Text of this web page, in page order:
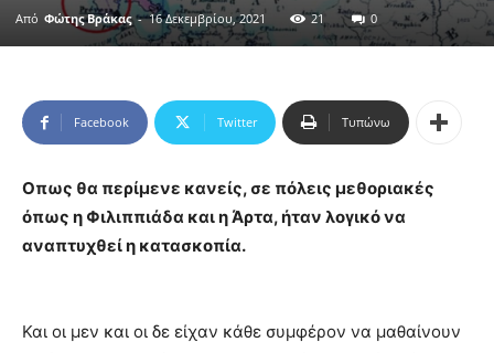
Από Φώτης Βράκας - 16 Δεκεμβρίου, 2021 21 0
Facebook Twitter Τυπώνω
Οπως θα περίμενε κανείς, σε πόλεις μεθοριακές
όπως η Φιλιππιάδα και η Άρτα, ήταν λογικό να
αναπτυχθεί η κατασκοπία.
Και οι μεν και οι δε είχαν κάθε συμφέρον να μαθαίνουν